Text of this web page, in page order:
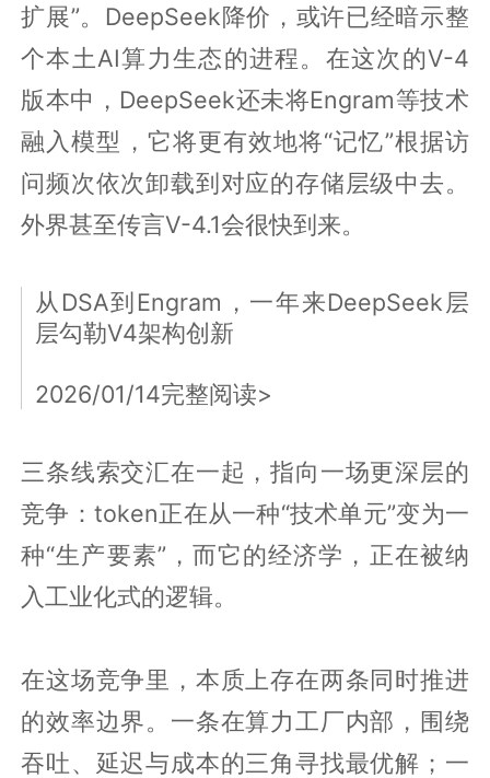
扩展”。DeepSeek降价，或许已经暗示整
个本土AI算力生态的进程。在这次的V-4
版本中，DeepSeek还未将Engram等技术
融入模型，它将更有效地将“记忆”根据访
问频次依次卸载到对应的存储层级中去。
外界甚至传言V-4.1会很快到来。
从DSA到Engram，一年来DeepSeek层
层勾勒V4架构创新
2026/01/14完整阅读>
三条线索交汇在一起，指向一场更深层的
竞争：token正在从一种“技术单元”变为一
种“生产要素”，而它的经济学，正在被纳
入工业化式的逻辑。
在这场竞争里，本质上存在两条同时推进
的效率边界。一条在算力工厂内部，围绕
吞吐、延迟与成本的三角寻找最优解；一